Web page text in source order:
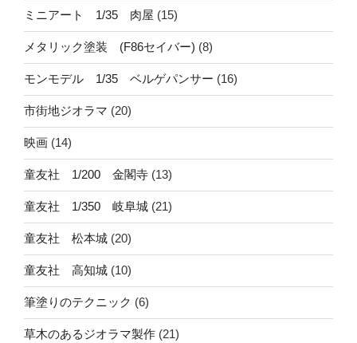
ミニアート 1/35 肉屋 (15)
メタリック塗装 (F86セイバー) (8)
モンモデル 1/35 ベルゲパンサー (16)
市街地ジオラマ (20)
映画 (14)
童友社 1/200 金閣寺 (13)
童友社 1/350 岐阜城 (21)
童友社 松本城 (20)
童友社 高知城 (10)
筆塗りのテクニック (6)
草木のあるジオラマ製作 (21)